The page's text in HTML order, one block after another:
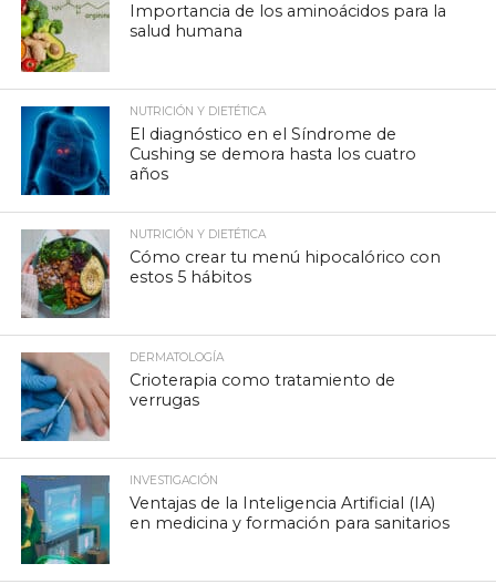
Importancia de los aminoácidos para la
salud humana
NUTRICIÓN Y DIETÉTICA
El diagnóstico en el Síndrome de
Cushing se demora hasta los cuatro
años
NUTRICIÓN Y DIETÉTICA
Cómo crear tu menú hipocalórico con
estos 5 hábitos
DERMATOLOGÍA
Crioterapia como tratamiento de
verrugas
INVESTIGACIÓN
Ventajas de la Inteligencia Artificial (IA)
en medicina y formación para sanitarios